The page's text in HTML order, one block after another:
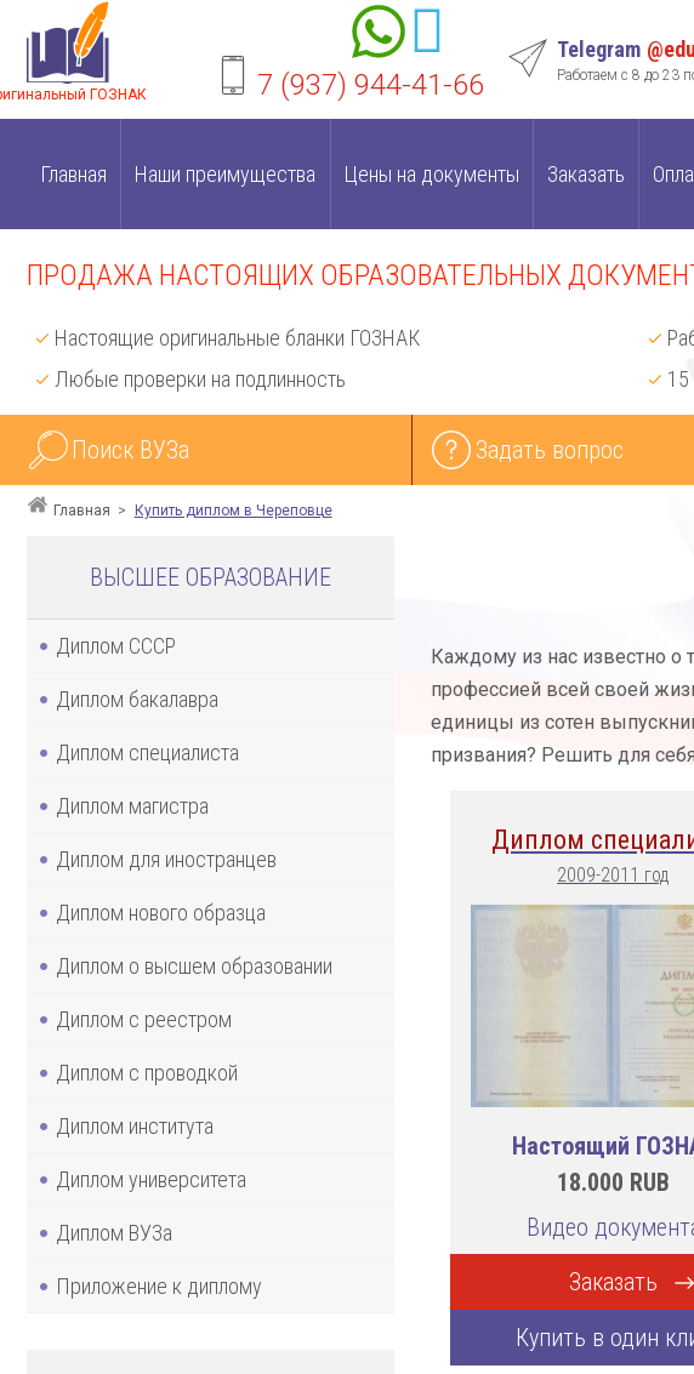
ГОЗНАК 7 (937) 944-41-66
Telegram
Работаем с 8 до 23
Главная Наши преимущества Цены на документы Заказать
ПРОДАЖА НАСТОЯЩИХ ОБРАЗОВАТЕЛЬНЫХ
Настоящие оригинальные бланки ГОЗНАК
Любые проверки на подлинность
15
Поиск ВУЗа Задать вопрос
Главная Купить диплом в Череповце
ВЫСШЕЕ ОБРАЗОВАНИЕ
Диплом СССР
Диплом бакалавра
Диплом специалиста
Диплом магистра
Диплом для иностранцев
Диплом нового образца
Диплом о высшем образовании
Диплом с реестром
Диплом с проводкой
Диплом института
Диплом университета
Диплом ВУЗа
Приложение к диплому
Каждому из нас известно о
профессией всей своей
единицы из сотен
призвания? Решить для
Диплом
2009-2011 год
Настоящий
18.000 RUB
Видео
Заказать
Купить в один